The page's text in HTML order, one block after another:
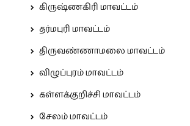
கிருஷ்ணகிரி மாவட்டம்
தர்மபுரி மாவட்டம்
திருவண்ணாமலை மாவட்டம்
விழுப்புரம் மாவட்டம்
கள்ளக்குறிச்சி மாவட்டம்
சேலம் மாவட்டம்